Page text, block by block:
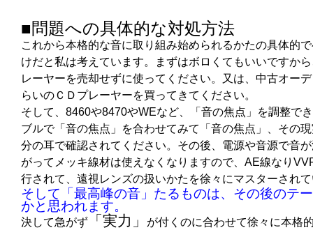
■問題への具体的な対処方法
これから本格的な音に取り組み始められるかたの具体的
けだと私は考えています。まずはボロくてもいいですか
レーヤーを売却せずに使ってください。又は、中古オー
らいのＣＤプレーヤーを買ってきてください。
そして、8460や8470やWEなど、「音の焦点」を調整で
ブルで「音の焦点」を合わせてみて「音の焦点」、その
分の耳で確認されてください。その後、電源や音源で音
がってメッキ線材は使えなくなりますので、AE線なり
行されて、遠視レンズの扱いかたを徐々にマスターされ
そして「最高峰の音」たるものは、その後のテ
かと思われます。
決して急がず 「実力」
が付くのに合わせて徐々に本格